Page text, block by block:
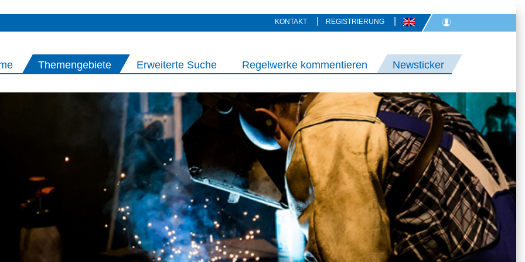
KONTAKT REGISTRIERUNG
Themengebiete Erweiterte Suche Regelwerke kommentieren Newsticker